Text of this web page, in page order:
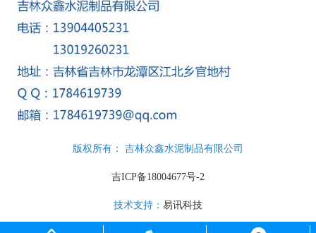
版权所有： 吉林众鑫水泥制品有限公司
吉ICP备18004677号-2
技术支持： 易讯科技